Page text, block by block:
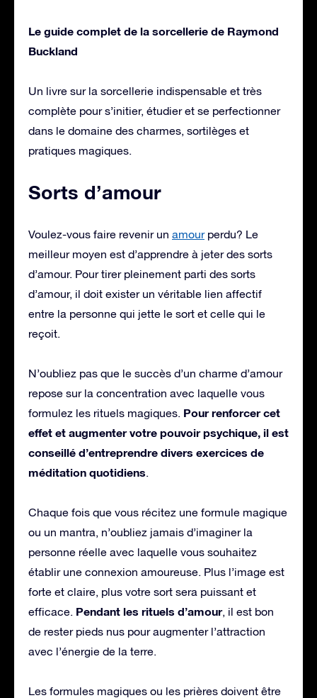
Le guide complet de la sorcellerie de Raymond
Buckland
Un livre sur la sorcellerie indispensable et très
complète pour s’initier, étudier et se perfectionner
dans le domaine des charmes, sortilèges et
pratiques magiques.
Sorts d’amour
Voulez-vous faire revenir un amourperdu? Le
meilleur moyen est d’apprendre à jeter des sorts
d’amour. Pour tirer pleinement parti des sorts
d’amour, il doit exister un véritable lien affectif
entre la personne qui jette le sort et celle qui le
reçoit.
N’oubliez pas que le succès d’un charme d’amour
repose sur la concentration avec laquelle vous
formulez les rituels magiques. Pour renforcer cet
effet et augmenter votre pouvoir psychique, il est
conseillé d’entreprendre divers exercices de
méditation quotidiens.
Chaque fois que vous récitez une formule magique
ou un mantra, n’oubliez jamais d’imaginer la
personne réelle avec laquelle vous souhaitez
établir une connexion amoureuse. Plus l’image est
forte et claire, plus votre sort sera puissant et
efficace. Pendant les rituels d’amour, il est bon
de rester pieds nus pour augmenter l’attraction
avec l’énergie de la terre.
Les formules magiques ou les prières doivent être